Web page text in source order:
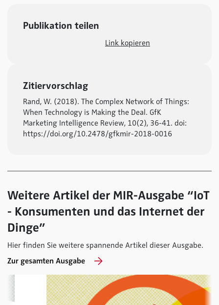
Publikation teilen
Link kopieren
Zitiervorschlag
Rand, W. (2018). The Complex Network of Things:
When Technology is Making the Deal. GfK
Marketing Intelligence Review, 10(2), 36-41. doi:
https://doi.org/10.2478/gfkmir-2018-0016
Weitere Artikel der MIR-Ausgabe “IoT
- Konsumenten und das Internet der
Dinge”
Hier finden Sie weitere spannende Artikel dieser Ausgabe.
Zur gesamten Ausgabe